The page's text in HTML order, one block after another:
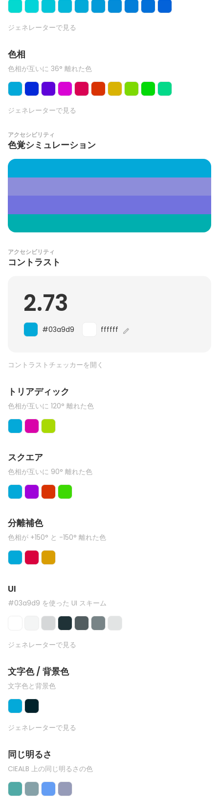
ジェネレーターで見る
色相
色相が互いに 36° 離れた色
ジェネレーターで見る
アクセシビリティ
色覚シミュレーション
アクセシビリティ
コントラスト
2.73
#03a9d9 ffffff
コントラストチェッカーを開く
トリアディック
色相が互いに 120° 離れた色
スクエア
色相が互いに 90° 離れた色
分離補色
色相が +150° と -150° 離れた色
UI
#03a9d9 を使った UI スキーム
ジェネレーターで見る
文字色 / 背景色
文字色と背景色
ジェネレーターで見る
同じ明るさ
CIEALB 上の同じ明るさの色